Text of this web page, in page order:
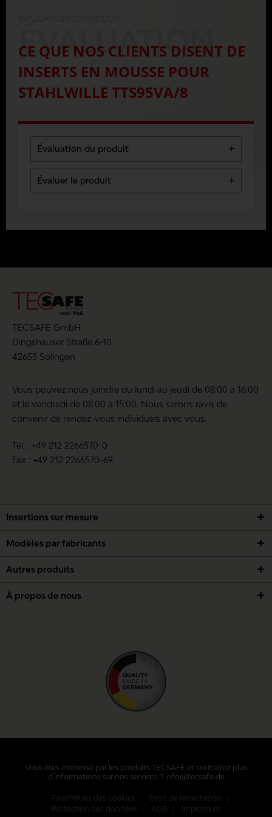
CE QUE NOS CLIENTS DISENT DE
INSERTS EN MOUSSE POUR
STAHLWILLE TTS95VA/8
ÉVALUATION
Évaluation du produit
5 Stars
1 Star 0 %
Évaluation moyenne : 0 sur 10 (0 votes)
Partagez votre avis avec d'autres clients
Écrire une évaluation
Évaluer le produit
Les champs marqués d'un * sont obligatoires.
J'ai pris connaissance des
confidentialité .
TECSAFE GmbH
Dingshauser Straße 6-10
42655 Solingen
Vous pouvez nous joindre du lundi au jeudi de 08:00 à 16:00
et le vendredi de 08:00 à 15:00. Nous serons ravis de
convenir de rendez-vous individuels avec vous.
Tél. : +49 212 2266570-0
Fax : +49 212 2266570-69
Insertions sur mesure
Modèles par fabricants
Autres produits
À propos de nous
Vous êtes intéressé par les produits TECSAFE et souhaitez plus
d'informations sur nos services ? info@tecsafe.de
Paramètres des cookies
Droit de rétractation
Protection des données
AGB Impressum